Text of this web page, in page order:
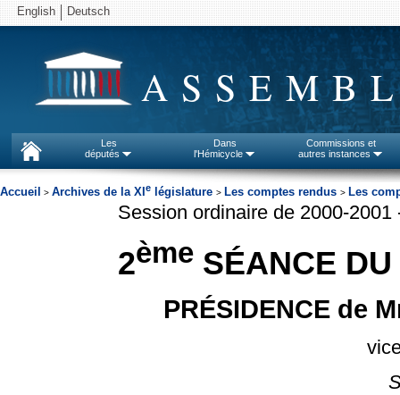
English Deutsch
Les
députés
Dans
l'Hémicycle
Commissions et
autres instances
Accueil > Archives de la XI e législature > Les comptes rendus > Les
Session ordinaire de 2000-
2ème SÉANCE
PRÉSIDENCE de